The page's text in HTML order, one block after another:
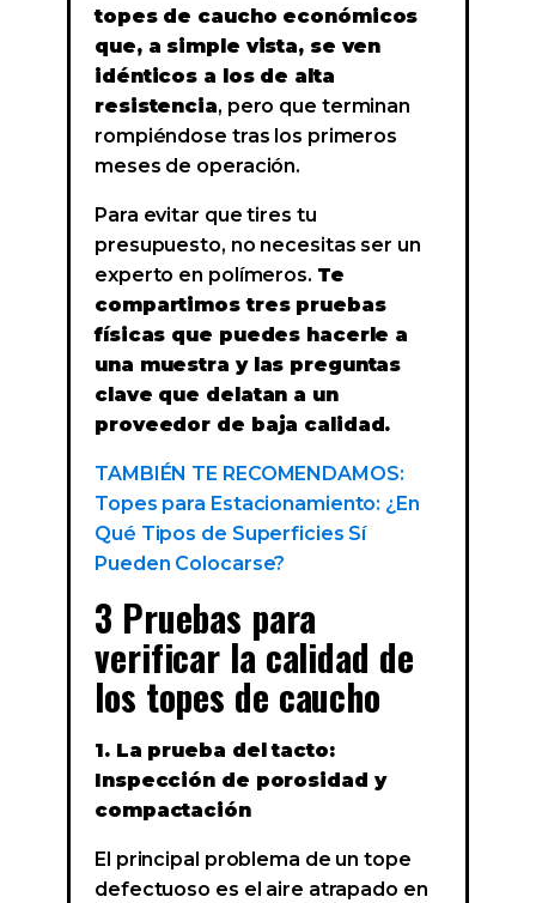
topes de caucho económicos
que, a simple vista, se ven
idénticos a los de alta
resistencia, pero que terminan
rompiéndose tras los primeros
meses de operación.
Para evitar que tires tu
presupuesto, no necesitas ser un
experto en polímeros. Te
compartimos tres pruebas
físicas que puedes hacerle a
una muestra y las preguntas
clave que delatan a un
proveedor de baja calidad.
TAMBIÉN TE RECOMENDAMOS:
Topes para Estacionamiento: ¿En
Qué Tipos de Superficies Sí
Pueden Colocarse?
3 Pruebas para
verificar la calidad de
los topes de caucho
1. La prueba del tacto:
Inspección de porosidad y
compactación
El principal problema de un tope
defectuoso es el aire atrapado en